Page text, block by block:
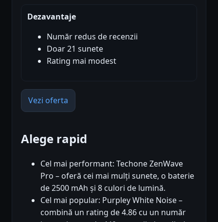
Dezavantaje
Număr redus de recenzii
Doar 21 sunete
Rating mai modest
Vezi oferta
Alege rapid
Cel mai performant: Techone ZenWave
Pro – oferă cei mai mulți sunete, o baterie
de 2500 mAh și 8 culori de lumină.
Cel mai popular: Purpley White Noise –
combină un rating de 4.86 cu un număr